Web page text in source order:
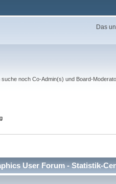
Das
suche noch Co-Admin(s) und Board-
User Forum - Statistik-